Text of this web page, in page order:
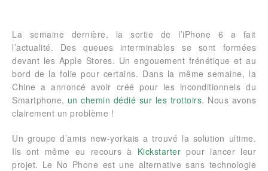
La semaine dernière, la sortie de l’iPhone 6 a fait
l’actualité. Des queues interminables se sont formées
devant les Apple Stores. Un engouement frénétique et au
bord de la folie pour certains. Dans la même semaine, la
Chine a annoncé avoir créé pour les inconditionnels du
Smartphone, un chemin dédié sur les trottoirs. Nous avons
clairement un problème !
Un groupe d’amis new-yorkais a trouvé la solution ultime.
Ils ont même eu recours à Kickstarter pour lancer leur
projet. Le No Phone est une alternative sans technologie